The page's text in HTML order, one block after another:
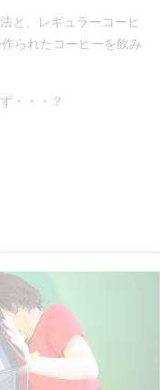
と、レギュラーコーヒ
られたコーヒーを飲み
・・・？